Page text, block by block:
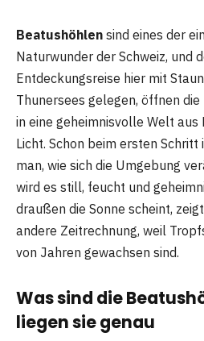
Beatushöhlen sind eines der
Naturwunder der Schweiz, und
Entdeckungsreise hier mit
Thunersees gelegen, öffnen
in eine geheimnisvolle Welt aus
Licht. Schon beim ersten
man, wie sich die Umgebung
wird es still, feucht und
draußen die Sonne scheint,
andere Zeitrechnung, weil
von Jahren gewachsen sind.
Was sind die
liegen sie genau